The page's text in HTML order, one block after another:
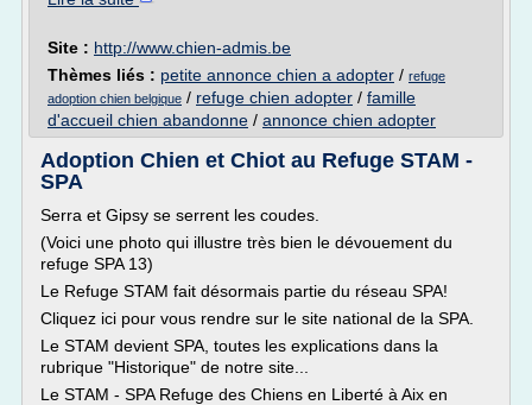
Site : http://www.chien-admis.be
Thèmes liés : petite annonce chien a adopter / refuge
adoption chien belgique / refuge chien adopter / famille
d'accueil chien abandonne / annonce chien adopter
Adoption Chien et Chiot au Refuge STAM -
SPA
Serra et Gipsy se serrent les coudes.
(Voici une photo qui illustre très bien le dévouement du
refuge SPA 13)
Le Refuge STAM fait désormais partie du réseau SPA!
Cliquez ici pour vous rendre sur le site national de la SPA.
Le STAM devient SPA, toutes les explications dans la
rubrique "Historique" de notre site...
Le STAM - SPA Refuge des Chiens en Liberté à Aix en